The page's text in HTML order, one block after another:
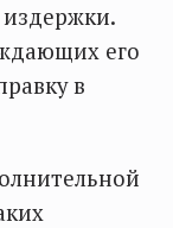
его
в